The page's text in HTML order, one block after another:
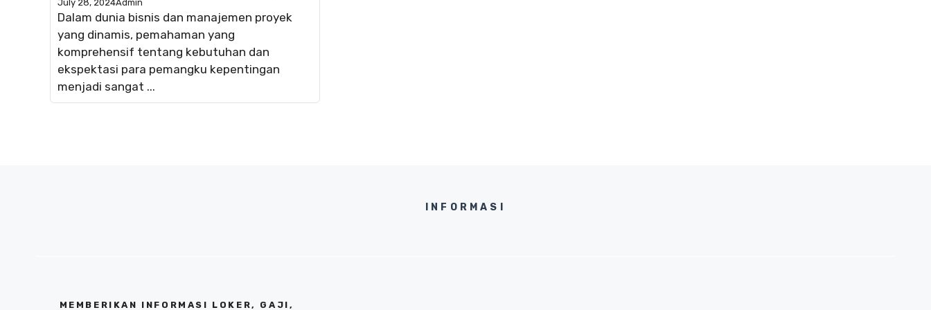
July 28, 2024Admin
Dalam dunia bisnis dan manajemen proyek
yang dinamis, pemahaman yang
komprehensif tentang kebutuhan dan
ekspektasi para pemangku kepentingan
menjadi sangat ...
INFORMASI
MEMBERIKAN INFORMASI LOKER, GAJI,